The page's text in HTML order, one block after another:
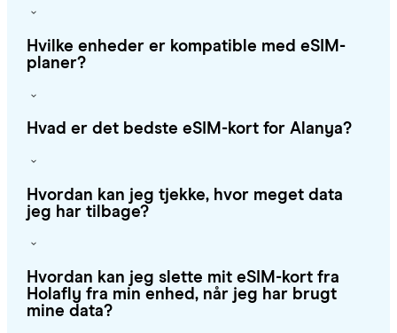
Hvilke enheder er kompatible med eSIM-
planer?
Hvad er det bedste eSIM-kort for Alanya?
Hvordan kan jeg tjekke, hvor meget data
jeg har tilbage?
Hvordan kan jeg slette mit eSIM-kort fra
Holafly fra min enhed, når jeg har brugt
mine data?